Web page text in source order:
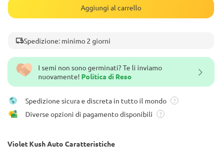
I semi non sono germinati? Te li inviamo
nuovamente! Politica di Reso
Spedizione sicura e discreta in tutto il mondo ?
Diverse opzioni di pagamento disponibili ?
Violet Kush Auto Caratteristiche
Aggiungi al carrello
Spedizione: minimo 2 giorni